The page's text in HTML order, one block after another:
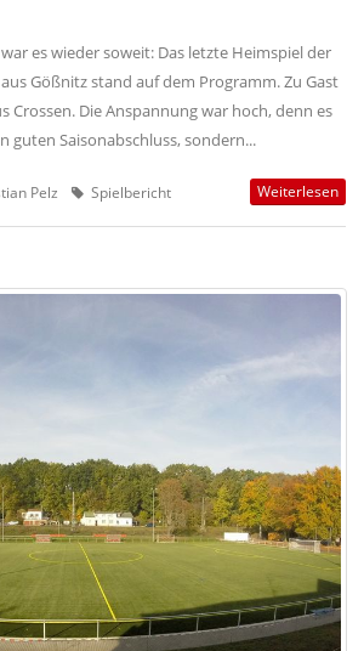
es wieder soweit: Das letzte Heimspiel der
Gößnitz stand auf dem Programm. Zu Gast
Crossen. Die Anspannung war hoch, denn es
guten Saisonabschluss, sondern...
Pelz Spielbericht Weiterlesen